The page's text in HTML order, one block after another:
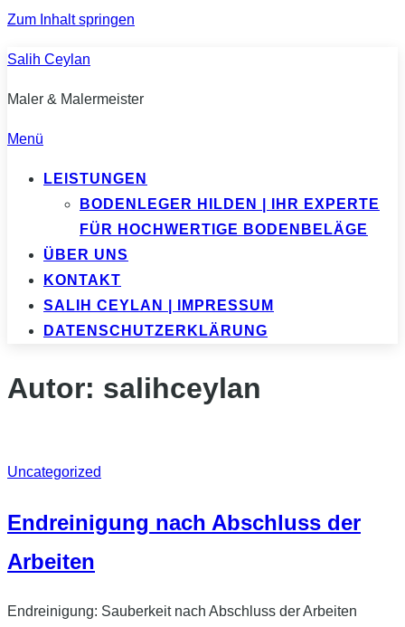
Zum Inhalt springen
Salih Ceylan
Maler & Malermeister
Menü
LEISTUNGEN
BODENLEGER HILDEN | IHR EXPERTE
FÜR HOCHWERTIGE BODENBELÄGE
ÜBER UNS
KONTAKT
SALIH CEYLAN | IMPRESSUM
DATENSCHUTZERKLÄRUNG
Autor: salihceylan
Uncategorized
Endreinigung nach Abschluss der
Arbeiten
Endreinigung: Sauberkeit nach Abschluss der Arbeiten